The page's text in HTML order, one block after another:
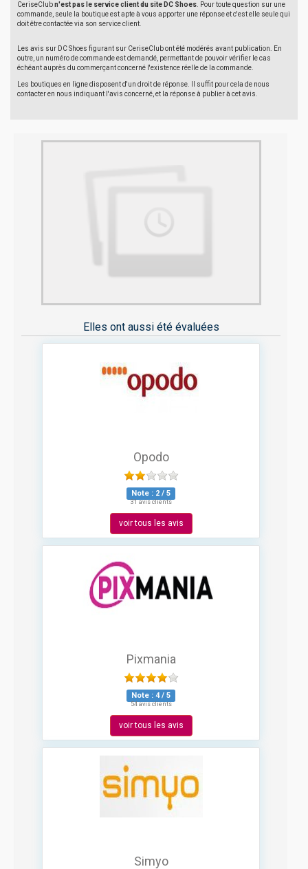
CeriseClubn'est pas le service client du site DC Shoes . Pour toute question sur une
commande, seule la boutique est apte à vous apporter une réponse et c'est elle seule qui
doit être contactée via son service client.
Les avis sur DC Shoes figurant sur CeriseClub ont été modérés avant publication. En
outre, un numéro de commande est demandé, permettant de pouvoir vérifier le cas
échéant auprès du commerçant concerné l'existence réelle de la commande.
Les boutiques en ligne disposent d'un droit de réponse. Il suffit pour cela de nous
contacter en nous indiquant l'avis concerné, et la réponse à publier à cet avis.
Elles ont aussi été évaluées
Opodo
Note : 2 / 5
31 avis clients
voir tous les avis
Pixmania
Note : 4/ 5
54 avis clients
voir tous les avis
Simyo